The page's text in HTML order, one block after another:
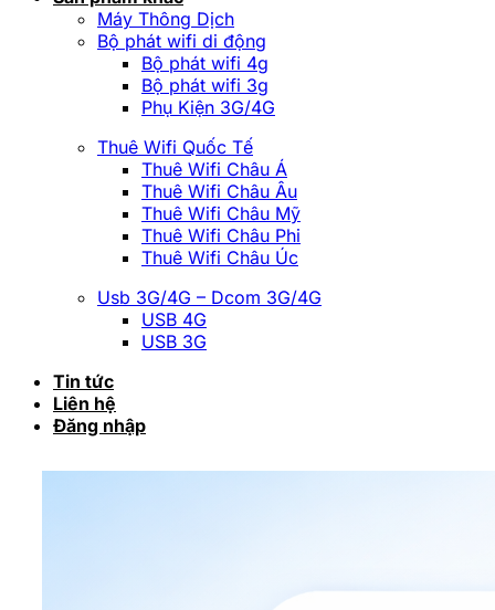
Máy Thông Dịch
Bộ phát wifi di động
Bộ phát wifi 4g
Bộ phát wifi 3g
Phụ Kiện 3G/4G
Thuê Wifi Quốc Tế
Thuê Wifi Châu Á
Thuê Wifi Châu Âu
Thuê Wifi Châu Mỹ
Thuê Wifi Châu Phi
Thuê Wifi Châu Úc
Usb 3G/4G – Dcom 3G/4G
USB 4G
USB 3G
Tin tức
Liên hệ
Đăng nhập